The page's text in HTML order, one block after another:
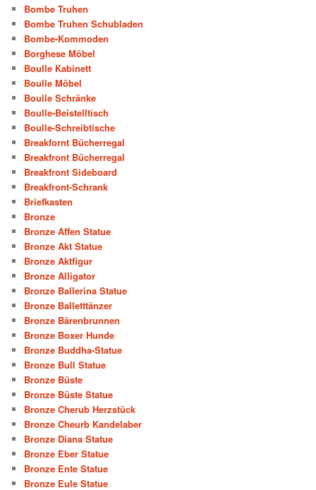
Bombe Truhen
Bombe Truhen Schubladen
Bombe-Kommoden
Borghese Möbel
Boulle Kabinett
Boulle Möbel
Boulle Schränke
Boulle-Beistelltisch
Boulle-Schreibtische
Breakfornt Bücherregal
Breakfront Bücherregal
Breakfront Sideboard
Breakfront-Schrank
Briefkasten
Bronze
Bronze Affen Statue
Bronze Akt Statue
Bronze Aktfigur
Bronze Alligator
Bronze Ballerina Statue
Bronze Balletttänzer
Bronze Bärenbrunnen
Bronze Boxer Hunde
Bronze Buddha-Statue
Bronze Bull Statue
Bronze Büste
Bronze Büste Statue
Bronze Cherub Herzstück
Bronze Cheurb Kandelaber
Bronze Diana Statue
Bronze Eber Statue
Bronze Ente Statue
Bronze Eule Statue